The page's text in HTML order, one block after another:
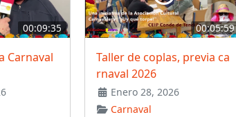
00:09:35
Carnaval
00:05:59
Taller de coplas, previa ca
rnaval 2026
Enero 28, 2026
Carnaval